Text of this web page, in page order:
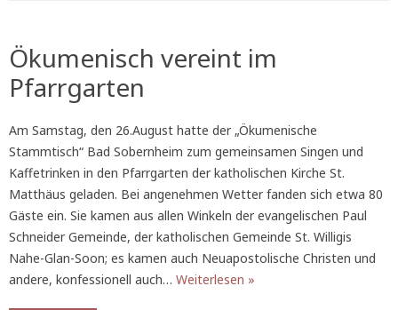
Ökumenisch vereint im
Pfarrgarten
Am Samstag, den 26.August hatte der „Ökumenische
Stammtisch“ Bad Sobernheim zum gemeinsamen Singen und
Kaffetrinken in den Pfarrgarten der katholischen Kirche St.
Matthäus geladen. Bei angenehmen Wetter fanden sich etwa 80
Gäste ein. Sie kamen aus allen Winkeln der evangelischen Paul
Schneider Gemeinde, der katholischen Gemeinde St. Willigis
Nahe-Glan-Soon; es kamen auch Neuapostolische Christen und
andere, konfessionell auch… Weiterlesen »